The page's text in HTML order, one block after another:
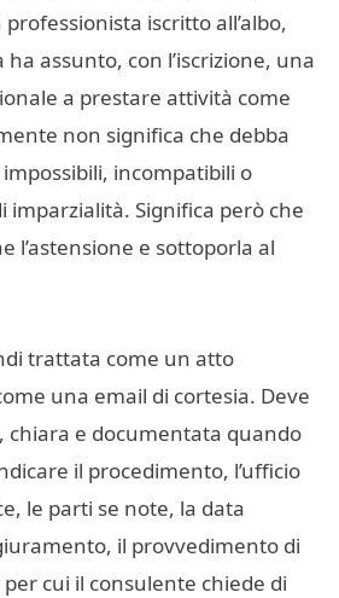
iscritto all’albo,
assunto, con l’iscrizione, una
a prestare attività come
non significa che debba
incompatibili o
imparzialità. Significa però che
l’astensione e sottoporla al
trattata come un atto
una email di cortesia. Deve
chiara e documentata quando
il procedimento, l’ufficio
le parti se note, la data
il provvedimento di
cui il consulente chiede di